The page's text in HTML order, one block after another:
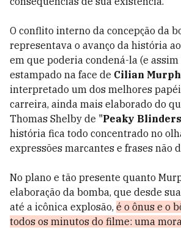
O conflito interno da concepção da
representava o avanço da história
em que poderia condená-la (e assim
estampado na face de Cilian
interpretado um dos melhores
carreira, ainda mais elaborado do
Thomas Shelby de "Peaky Blinders
história fica todo concentrado no
expressões marcantes e frases não
No plano e tão presente quanto
elaboração da bomba, que desde
até a icônica explosão, é o ônus e o
todos os minutos do filme: uma